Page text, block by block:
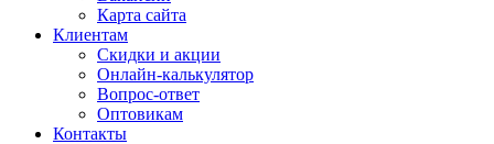
Карта сайта
Клиентам
Скидки и акции
Онлайн-калькулятор
Вопрос-ответ
Оптовикам
Контакты